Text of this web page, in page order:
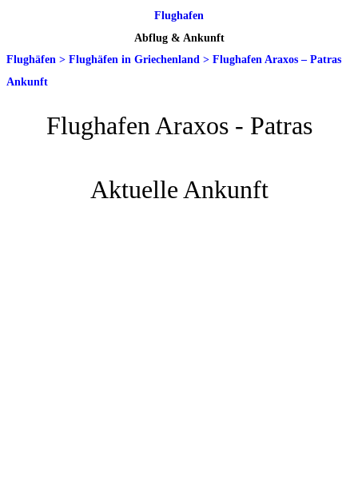
Flughafen
Abflug & Ankunft
Flughäfen > Flughäfen in Griechenland > Flughafen Araxos – Patras
Ankunft
Flughafen Araxos - Patras
Aktuelle Ankunft